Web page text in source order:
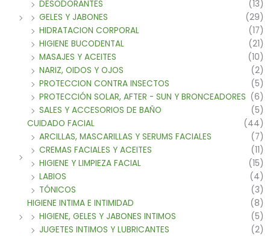
DESODORANTES
(13)
GELES Y JABONES
(29)
HIDRATACION CORPORAL
(17)
HIGIENE BUCODENTAL
(21)
MASAJES Y ACEITES
(10)
NARIZ, OIDOS Y OJOS
(2)
PROTECCION CONTRA INSECTOS
(5)
PROTECCIÓN SOLAR, AFTER - SUN Y BRONCEADORES (6)
SALES Y ACCESORIOS DE BAÑO
(5)
CUIDADO FACIAL
(44)
ARCILLAS, MASCARILLAS Y SERUMS FACIALES
(7)
CREMAS FACIALES Y ACEITES
(11)
HIGIENE Y LIMPIEZA FACIAL
(15)
LABIOS
(4)
TÓNICOS
(3)
HIGIENE INTIMA E INTIMIDAD
(8)
HIGIENE, GELES Y JABONES INTIMOS
(5)
JUGETES INTIMOS Y LUBRICANTES
(2)